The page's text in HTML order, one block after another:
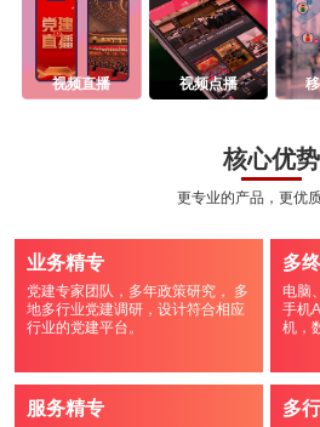
视频直播 视频点播
核心优势
更专业的产品，更优
业务精专
党建专家团队，多年政策研究， 多
地多行业党建调研，设计符合相应
行业的党建平台。
多
电脑
手机
机，
服务精专 多